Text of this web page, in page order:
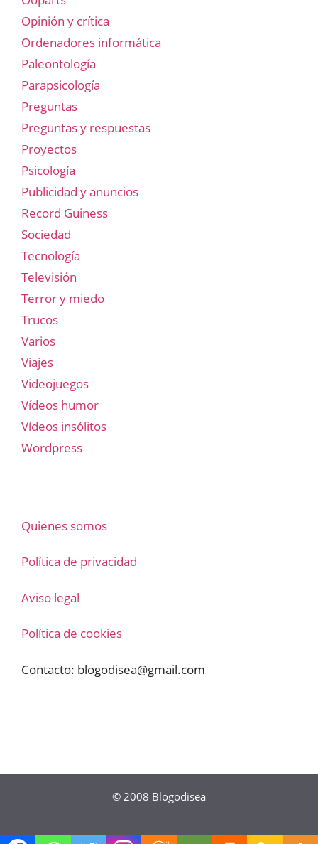
Opinión y crítica
Ordenadores informática
Paleontología
Parapsicología
Preguntas
Preguntas y respuestas
Proyectos
Psicología
Publicidad y anuncios
Record Guiness
Sociedad
Tecnología
Televisión
Terror y miedo
Trucos
Varios
Viajes
Videojuegos
Vídeos humor
Vídeos insólitos
Wordpress
Quienes somos
Política de privacidad
Aviso legal
Política de cookies
Contacto: blogodisea@gmail.com
© 2008 Blogodisea